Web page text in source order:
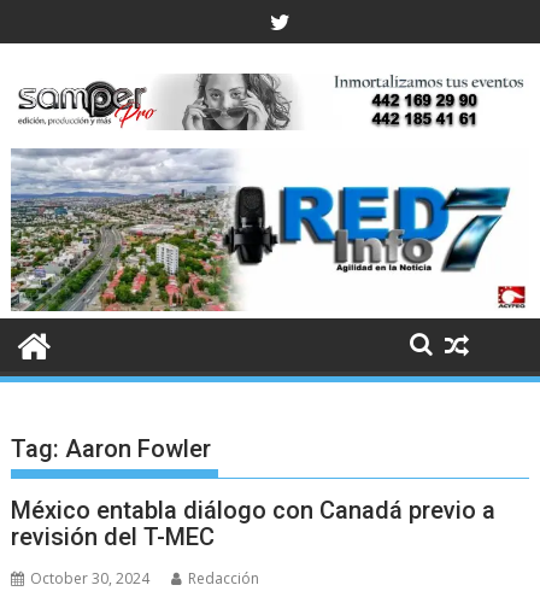
to
Tag:Aaron Fowler
México entabla diálogo con Canadá previo a
revisión del T-MEC
October 30, 2024 Redacción